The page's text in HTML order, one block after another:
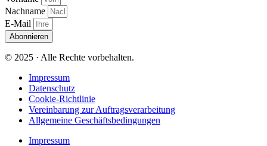
Nachname
E-Mail
Abonnieren
© 2025 · Alle Rechte vorbehalten.
Impressum
Datenschutz
Cookie-Richtlinie
Vereinbarung zur Auftragsverarbeitung
Allgemeine Geschäftsbedingungen
Impressum